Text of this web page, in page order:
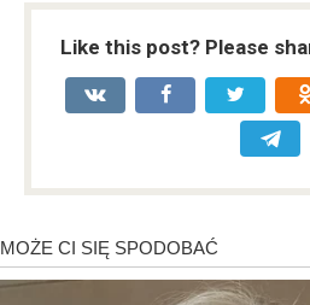
Like this post? Please